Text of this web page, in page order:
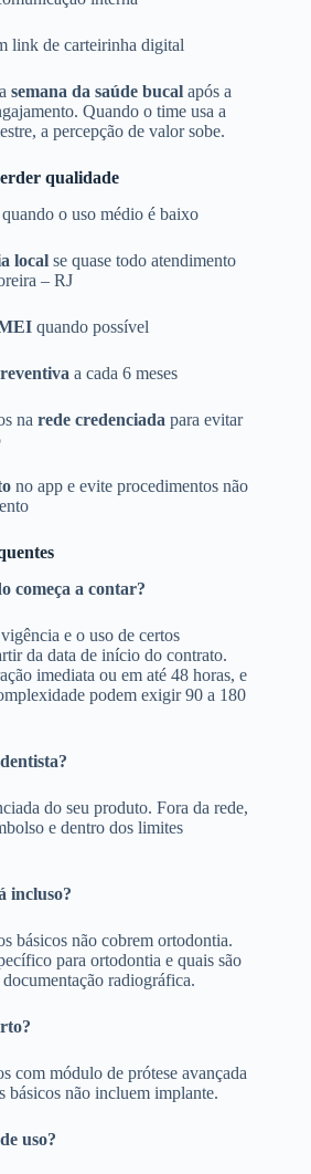
link de carteirinha digital
semana da saúde bucal após a
Quando o time usa a
a percepção de valor sobe.
qualidade
quando o uso médio é baixo
local se quase todo atendimento
– RJ
quando possível
a cada 6 meses
na rede credenciada para evitar
no app e evite procedimentos não
começa a contar?
e o uso de certos
da data de início do contrato.
imediata ou em até 48 horas, e
podem exigir 90 a 180
do seu produto. Fora da rede,
e dentro dos limites
incluso?
básicos não cobrem ortodontia.
para ortodontia e quais são
radiográfica.
com módulo de prótese avançada
básicos não incluem implante.
uso?